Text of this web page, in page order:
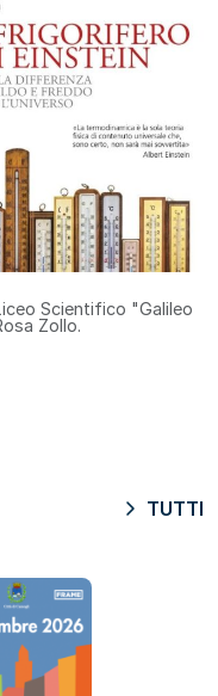
Scientifico "Galileo
Zollo.
TUTTI